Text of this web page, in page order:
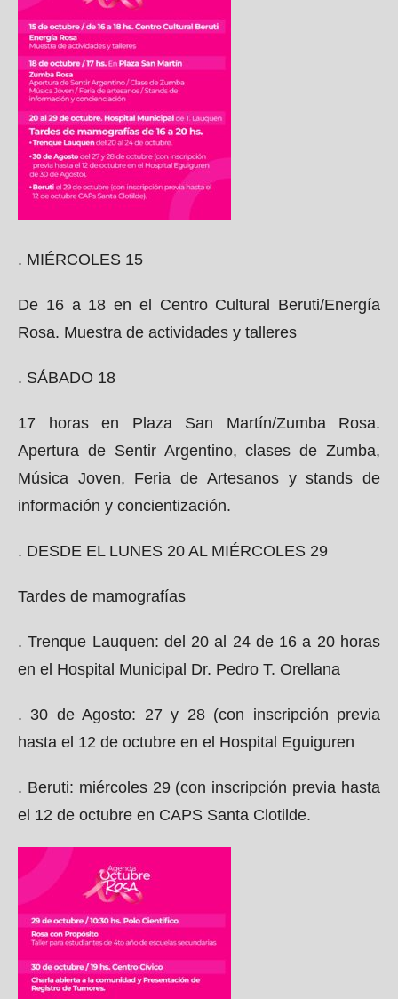
. MIÉRCOLES 15
De 16 a 18 en el Centro Cultural Beruti/Energía
Rosa. Muestra de actividades y talleres
. SÁBADO 18
17 horas en Plaza San Martín/Zumba Rosa.
Apertura de Sentir Argentino, clases de Zumba,
Música Joven, Feria de Artesanos y stands de
información y concientización.
. DESDE EL LUNES 20 AL MIÉRCOLES 29
Tardes de mamografías
. Trenque Lauquen: del 20 al 24 de 16 a 20 horas
en el Hospital Municipal Dr. Pedro T. Orellana
. 30 de Agosto: 27 y 28 (con inscripción previa
hasta el 12 de octubre en el Hospital Eguiguren
. Beruti: miércoles 29 (con inscripción previa hasta
el 12 de octubre en CAPS Santa Clotilde.